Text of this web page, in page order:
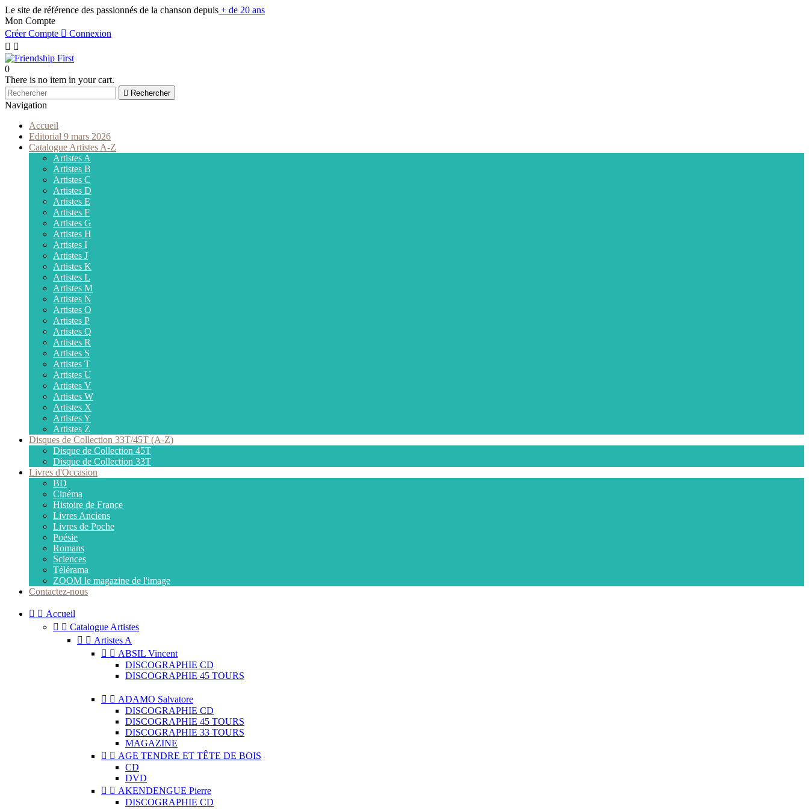
Le site de référence des passionnés de la chanson depuis + de 20 ans
Mon Compte
Créer Compte  Connexion
 
0
There is no item in your cart.
 Rechercher
Navigation
Accueil
Editorial 9 mars 2026
Catalogue Artistes A-Z
Artistes A
Artistes B
Artistes C
Artistes D
Artistes E
Artistes F
Artistes G
Artistes H
Artistes I
Artistes J
Artistes K
Artistes L
Artistes M
Artistes N
Artistes O
Artistes P
Artistes Q
Artistes R
Artistes S
Artistes T
Artistes U
Artistes V
Artistes W
Artistes X
Artistes Y
Artistes Z
Disques de Collection 33T/45T (A-Z)
Disque de Collection 45T
Disque de Collection 33T
Livres d'Occasion
BD
Cinéma
Histoire de France
Livres Anciens
Livres de Poche
Poésie
Romans
Sciences
Télérama
ZOOM le magazine de l'image
Contactez-nous
  Accueil
  Catalogue Artistes
  Artistes A
  ABSIL Vincent
DISCOGRAPHIE CD
DISCOGRAPHIE 45 TOURS
  ADAMO Salvatore
DISCOGRAPHIE CD
DISCOGRAPHIE 45 TOURS
DISCOGRAPHIE 33 TOURS
MAGAZINE
  AGE TENDRE ET TÊTE DE BOIS
CD
DVD
  AKENDENGUE Pierre
DISCOGRAPHIE CD